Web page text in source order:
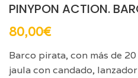
PINYPON ACTION.
80,00€
Barco pirata, con más de
jaula con candado,